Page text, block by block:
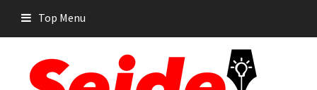
content
Top Menu